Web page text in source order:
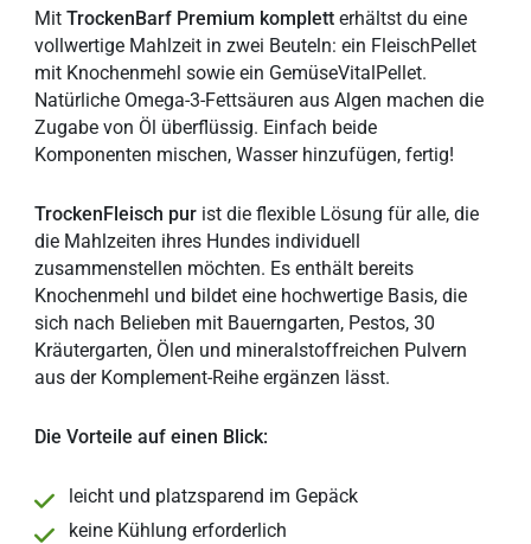
MitTrockenBarf Premium komplett erhältst du eine
vollwertige Mahlzeit in zwei Beuteln: ein FleischPellet
mit Knochenmehl sowie ein GemüseVitalPellet.
Natürliche Omega-3-Fettsäuren aus Algen machen die
Zugabe von Öl überflüssig. Einfach beide
Komponenten mischen, Wasser hinzufügen, fertig!
TrockenFleisch pur ist die flexible Lösung für alle, die
die Mahlzeiten ihres Hundes individuell
zusammenstellen möchten. Es enthält bereits
Knochenmehl und bildet eine hochwertige Basis, die
sich nach Belieben mit Bauerngarten, Pestos, 30
Kräutergarten, Ölen und mineralstoffreichen Pulvern
aus der Komplement-Reihe ergänzen lässt.
Die Vorteile auf einen Blick:
leicht und platzsparend im Gepäck
keine Kühlung erforderlich